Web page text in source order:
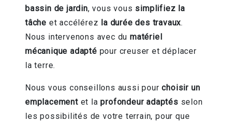
bassin de jardin, vous vous simplifiez la
tâche et accélérez la durée des travaux.
Nous intervenons avec dumatériel
mécanique adapté pour creuser et déplacer
la terre.
Nous vous conseillons aussi pourchoisir un
emplacementet laprofondeur adaptés selon
les possibilités de votre terrain, pour que